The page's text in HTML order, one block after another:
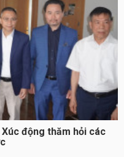
động thăm hỏi các